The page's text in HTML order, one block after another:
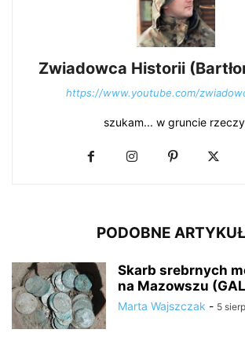
Zwiadowca Historii
https://www.youtube.com/
szukam... w gruncie
PODOBNE
Skarb srebrnych
na Mazowszu
Marta Wajszczak - 5